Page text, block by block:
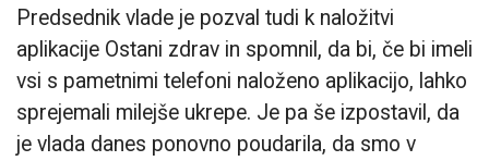
Predsednik vlade je pozval tudi k naložitvi
aplikacije Ostani zdrav in spomnil, da bi, če bi imeli
vsi s pametnimi telefoni naloženo aplikacijo, lahko
sprejemali milejše ukrepe. Je pa še izpostavil, da
je vlada danes ponovno poudarila, da smo v